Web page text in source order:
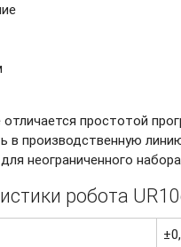
простотой
в производственную
неограниченного
робота